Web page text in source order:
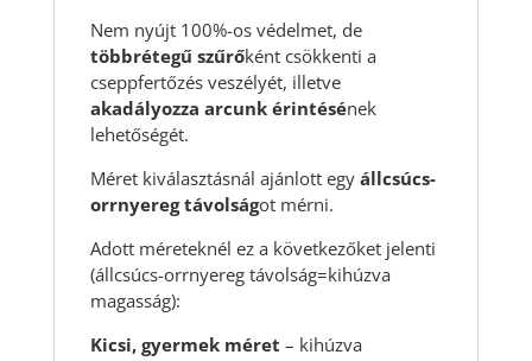
Nem nyújt 100%-os védelmet, de
többrétegű szűrőként csökkenti a
cseppfertőzés veszélyét, illetve
akadályozza arcunk érintésének
lehetőségét.
Méret kiválasztásnál ajánlott egy állcsúcs-
orrnyereg távolságot mérni.
Adott méreteknél ez a következőket jelenti
(állcsúcs-orrnyereg távolság=kihúzva
magasság):
Kicsi, gyermek méret – kihúzva